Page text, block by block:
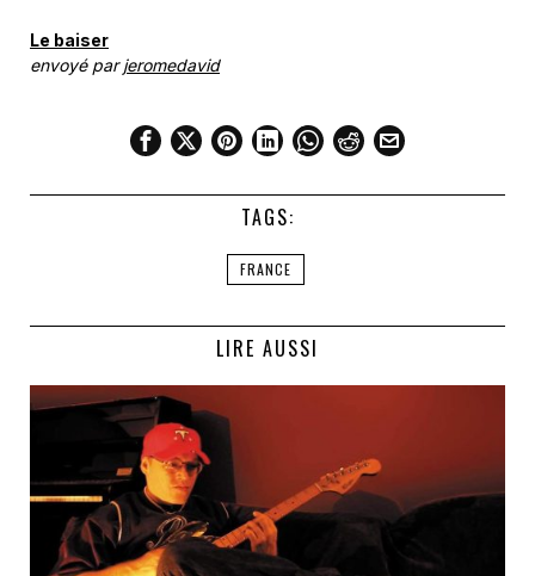
Le baiser
envoyé parjeromedavid
TAGS:
FRANCE
LIRE AUSSI